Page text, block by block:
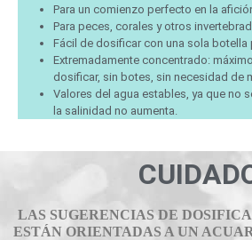
Para un comienzo perfecto en la
Para peces, corales y otros
Fácil de dosificar con una sola botella
Extremadamente concentrado:
dosificar, sin botes, sin necesidad de
Valores del agua estables, ya que no
la salinidad no aumenta.
LAS SUGERENCIAS DE
ESTÁN ORIENTADAS A UN